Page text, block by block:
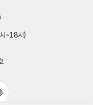
~18시)